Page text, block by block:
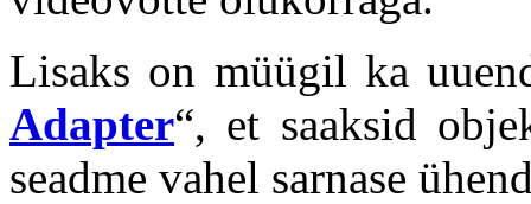
Lisaks on müügil ka
Adapter“, et saaksid
seadme vahel sarnase